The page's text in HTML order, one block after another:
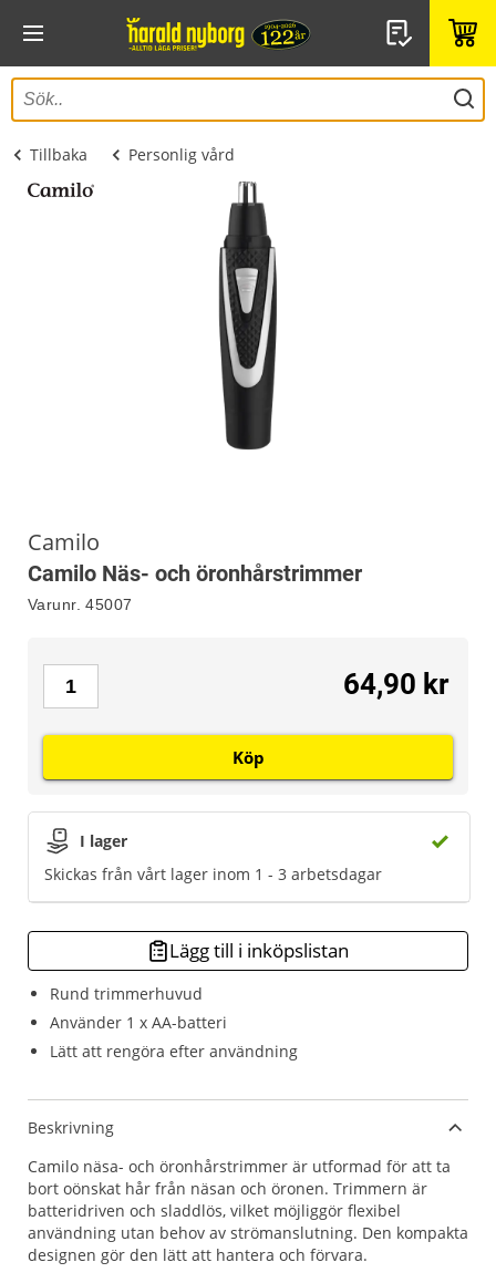
Tillbaka Personlig vård
Camilo
Camilo Näs- och öronhårstrimmer
Varunr. 45007
Rund trimmerhuvud
Använder 1 x AA-batteri
Lätt att rengöra efter användning
I lager
Skickas från vårt lager inom 1 - 3 arbetsdagar
64,90 kr
Köp
Lägg till i inköpslistan
Beskrivning
Camilo näsa- och öronhårstrimmer är utformad för att ta
bort oönskat hår från näsan och öronen. Trimmern är
batteridriven och sladdlös, vilket möjliggör flexibel
användning utan behov av strömanslutning. Den kompakta
designen gör den lätt att hantera och förvara.